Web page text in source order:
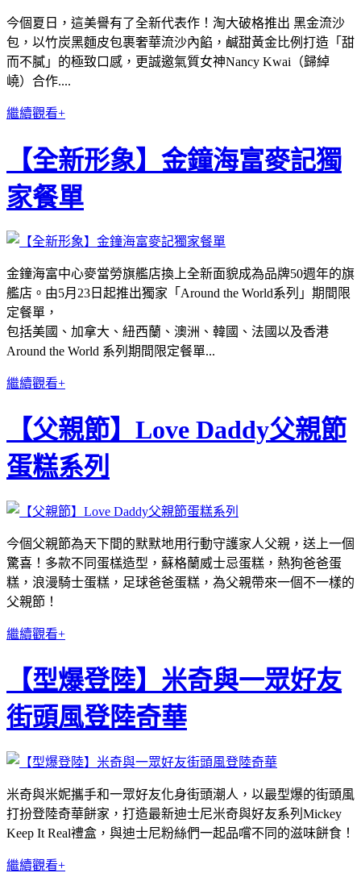
今個夏日，這美譽有了全新代表作！淘大破格推出 黑金流沙
包，以竹炭黑麵皮包裹奢華流沙內餡，鹹甜黃金比例打造「甜
而不膩」的極致口感，更誠邀氣質女神Nancy Kwai（歸綽
嶢）合作....
繼續觀看+
【全新形象】金鐘海富麥記獨
家餐單
金鐘海富中心麥當勞旗艦店換上全新面貌成為品牌50週年的旗
艦店。由5月23日起推出獨家「Around the World系列」期間限
定餐單，
包括美國、加拿大、紐西蘭、澳洲、韓國、法國以及香港
Around the World 系列期間限定餐單...
繼續觀看+
【父親節】Love Daddy父親節
蛋糕系列
今個父親節為天下間的默默地用行動守護家人父親，送上一個
驚喜！多款不同蛋榚造型，蘇格蘭威士忌蛋糕，熱狗爸爸蛋
糕，浪漫騎士蛋糕，足球爸爸蛋糕，為父親帶來一個不一樣的
父親節！
繼續觀看+
【型爆登陸】米奇與一眾好友
街頭風登陸奇華
米奇與米妮攜手和一眾好友化身街頭潮人，以最型爆的街頭風
打扮登陸奇華餅家，打造最新迪士尼米奇與好友系列Mickey
Keep It Real禮盒，與迪士尼粉絲們一起品嚐不同的滋味餅食！
繼續觀看+